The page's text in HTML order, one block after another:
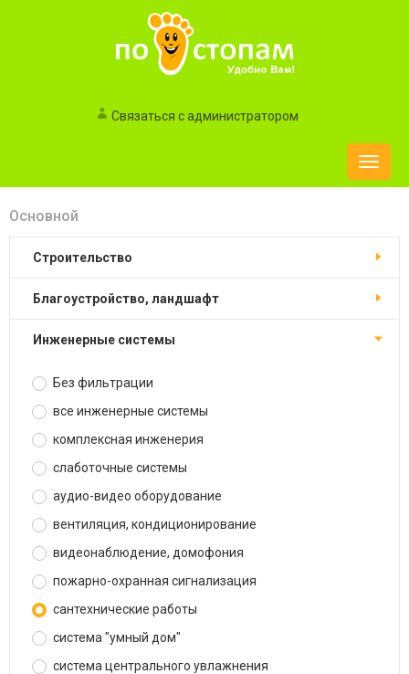
Связаться с администратором
Toggle
Основной
строительство
благоустройство, ландшафт
инженерные системы
Без фильтрации
все инженерные системы
комплексная инженерия
слаботочные системы
аудио-видео оборудование
вентиляция, кондиционирование
видеонаблюдение, домофония
пожарно-охранная сигнализация
сантехнические работы
система "умный дом"
система центрального увлажнения